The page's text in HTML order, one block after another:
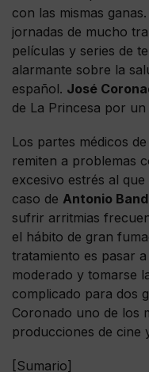
con las mismas
jornadas de mucho
películas y series de
alarmante sobre la
español. José
de La Princesa por
Los partes médicos
remiten a problemas
excesivo estrés al
caso de Antonio
sufrir arritmias
el hábito de gran
tratamiento es pasar
moderado y tomarse
complicado para dos
Coronado uno de los
producciones de cine
[Sumario]